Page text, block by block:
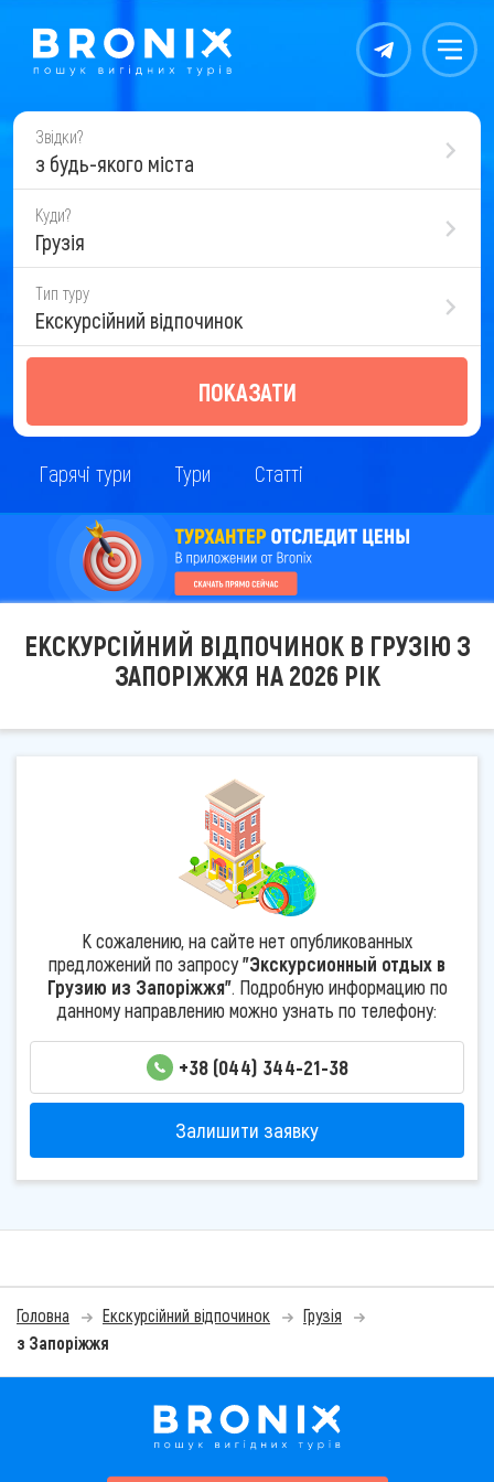
Контакты Меню
Звідки?
з будь-якого міста
Куди?
Грузія
Тип туру
Екскурсійний відпочинок
ПОКАЗАТИ
Гарячі тури Тури Статті
ЕКСКУРСІЙНИЙ ВІДПОЧИНОК В ГРУЗІЮ З
ЗАПОРІЖЖЯ НА 2026 РІК
К сожалению, на сайте нет опубликованных
предложений по запросу"Экскурсионный отдых в
Грузию из Запоріжжя". Подробную информацию по
данному направлению можно узнать по телефону:
+38 (044) 344-21-38
Залишити заявку
Головна Екскурсійний відпочинок
Грузія
з Запоріжжя